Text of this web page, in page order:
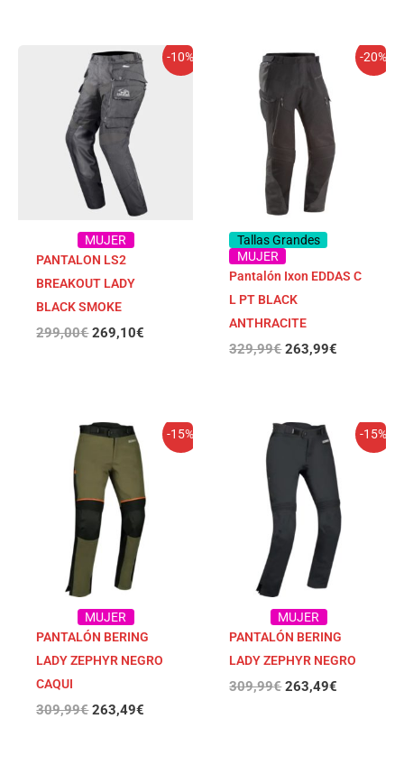
-10%
MUJER
PANTALON LS2
BREAKOUT LADY
BLACK SMOKE
299,00€
El
precio
original
era:
299,00€.
269,10€
precio
actual
es:
-20%
Tallas Grandes
MUJER
Pantalón Ixon EDDAS C
L PT BLACK
ANTHRACITE
329,99€
El
precio
original
era:
329,99€.
263,99€
precio
-15%
MUJER
PANTALÓN BERING
LADY ZEPHYR NEGRO
CAQUI
309,99€
El
precio
original
era:
309,99€.
263,49€
precio
es:
263,49€.
-15%
MUJER
PANTALÓN BERING
LADY ZEPHYR NEGRO
309,99€
El
precio
original
era:
309,99€.
263,49€
precio
es:
263,49€.